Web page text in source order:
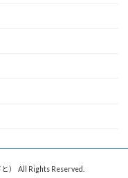
） All Rights Reserved.